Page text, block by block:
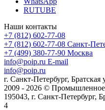
RUTUBE
Наши контакты
+7 (812) 602-77-08
+7 (812) 602-77-08 Санкт-
+7 (499) 380-77-90 Москва
info@poip.ru E-mail
info@poip.ru
г. Санкт-Петербург,
2009 - 2026 © Промышленное
195043, г. Санкт-Петербург,
4